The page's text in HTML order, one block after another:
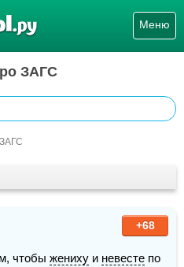
Меню
ЗАГС
+68
чтобы жениху и невесте